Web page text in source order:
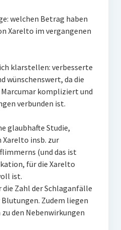
welchen Betrag haben
Xarelto im vergangenen
klarstellen: verbesserte
wünschenswert, da die
kompliziert und
verbunden ist.
glaubhafte Studie,
Xarelto insb. zur
(und das ist
für die Xarelto
ist.
Zahl der Schlaganfälle
Zudem liegen
den Nebenwirkungen